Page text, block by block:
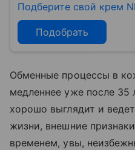
Подберите свой крем
Подобрать
Обменные процессы в
медленнее уже после 35
хорошо выглядит и
жизни, внешние
временем, увы,